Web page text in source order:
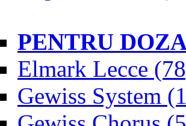
PENTRU
Elmark Lecce
Gewiss System